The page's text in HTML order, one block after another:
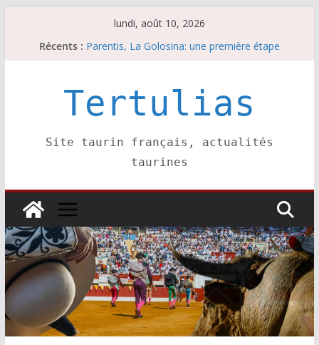
lundi, août 10, 2026
Récents : Parentis, La Golosina: une première étape
Les brèves du dimanche 9 août
Coup de foudre à Soustons
Tertulias
Site taurin français, actualités
taurines